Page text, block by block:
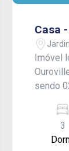
Casa
Imóvel
sendo
de
3